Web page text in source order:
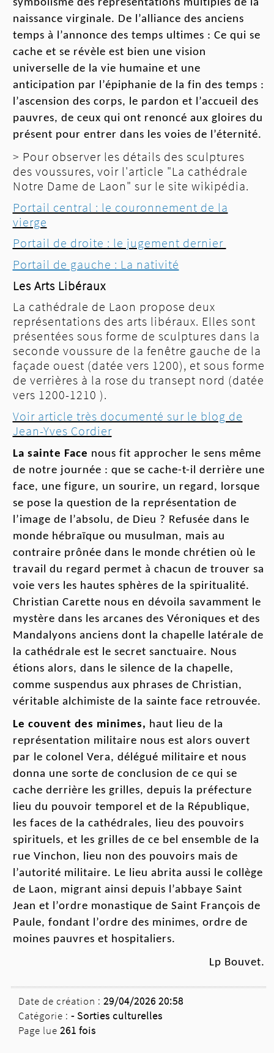
symbolisme des représentations multiples de la
naissance virginale. De l’alliance des anciens
temps à l’annonce des temps ultimes : Ce qui se
cache et se révèle est bien une vision
universelle de la vie humaine et une
anticipation par l’épiphanie de la fin des temps :
l’ascension des corps, le pardon et l’accueil des
pauvres, de ceux qui ont renoncé aux gloires du
présent pour entrer dans les voies de l’éternité.
> Pour observer les détails des sculptures
des voussures, voir l'article "La cathédrale
Notre Dame de Laon" sur le site wikipédia.
Portail central : le couronnement de la
vierge
Portail de droite : le jugement dernier
Portail de gauche : La nativité
Les Arts Libéraux
La cathédrale de Laon propose deux
représentations des arts libéraux. Elles sont
présentées sous forme de sculptures dans la
seconde voussure de la fenêtre gauche de la
façade ouest (datée vers 1200), et sous forme
de verrières à la rose du transept nord (datée
vers 1200-1210 ).
Voir article très documenté sur le blog de
Jean-Yves Cordier
La sainte Face nous fit approcher le sens même
de notre journée : que se cache-t-il derrière une
face, une figure, un sourire, un regard, lorsque
se pose la question de la représentation de
’image de l ’absolu, de Dieu ? Refusée dans le
monde hébraïque ou musulman, mais au
contraire prônée dans le monde chrétien où
le
travail du regard permet à chacun de trouver sa
voie vers les hautes sphères de la spiritualité.
Christian Carette nous en dévoila savamment le
mystère dans les arcanes des Véroniques et des
Mandalyons anciens dont la chapelle latérale de
la cathédrale est le secret sanctuaire. Nous
étions alors, dans le silence de la chapelle,
comme suspendus aux phrases de Christian,
véritable alchimiste de la sainte face retrouvée.
Le couvent des minimes, haut lieu de la
représentation militaire nous est alors ouvert
par le colonel Vera, délégué militaire et nous
donna une sorte de conclusion de ce qui se
cache derrière les grilles, depuis la préfecture
lieu du pouvoir temporel et de la République,
les faces de la cathédrales, lieu des pouvoirs
spirituels, et les grilles de ce bel ensemble de la
rue Vinchon, lieu non des pouvoirs mais de
l’autorité militaire. Le lieu abrita aussi le collège
de Laon, migrant ainsi depuis l’abbaye Saint
Jean et l’ordre monastique de Saint François de
Paule, fondant l’ordre des minimes, ordre de
moines pauvres et hospitaliers.
Lp Bouvet.
Date de création : 29/04/2026 20:58
Catégorie : -Sorties culturelles
Page lue 261 fois